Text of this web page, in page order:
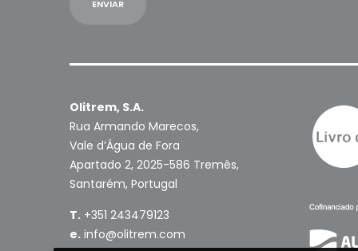
Olitrem, S.A.
Rua Armando Marecos,
Vale d’Água de Fora
Apartado 2, 2025-586 Tremês,
Santarém, Portugal
T. +351 243479123
e. info@olitrem.com